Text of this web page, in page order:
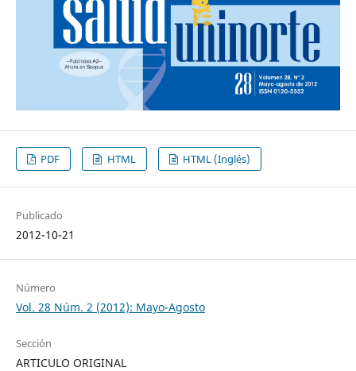
PDF HTML HTML (Inglés)
Publicado
2012-10-21
Número
Vol. 28 Núm. 2 (2012): Mayo-Agosto
Sección
ARTICULO ORIGINAL